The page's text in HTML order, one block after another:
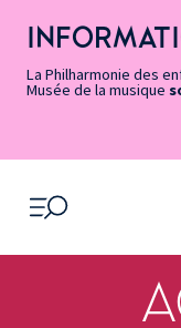
page
Accessibilité
accès
rapides
principal
contenu
principal
page
Message d’information
La Philharmonie des
Musée de la musique
OUVRIR LE MENU